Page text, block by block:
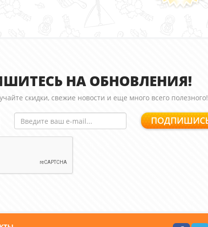
НА ОБНОВЛЕНИЯ!
скидки, свежие новости и еще много всего полезного!